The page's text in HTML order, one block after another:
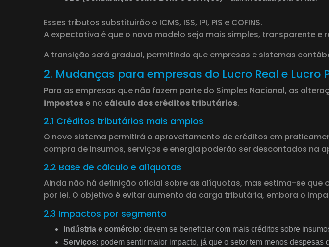
Esses tributos substituirão o ICMS, ISS, IPI, PIS e COFINS.
A expectativa é que o novo modelo seja mais simples, transparente
A transição será gradual, permitindo que empresas e sistemas
2. Mudanças para empresas do Lucro Real e Lucro
Para as empresas que não fazem parte do Simples Nacional, as
impostos e no cálculo dos créditos tributários.
2.1 Créditos tributários mais amplos
O novo sistema permitirá o aproveitamento de créditos em
compra de insumos, serviços e energia poderão ser descontados na
2.2 Base de cálculo e alíquotas
Ainda não há definição oficial sobre as alíquotas, mas estima-se
por lei. O objetivo é evitar aumento da carga tributária, embora o
2.3 Impactos por segmento
Indústria e comércio: devem se beneficiar com mais créditos sobre
Serviços: podem sentir maior impacto, já que o setor tem menos despesas